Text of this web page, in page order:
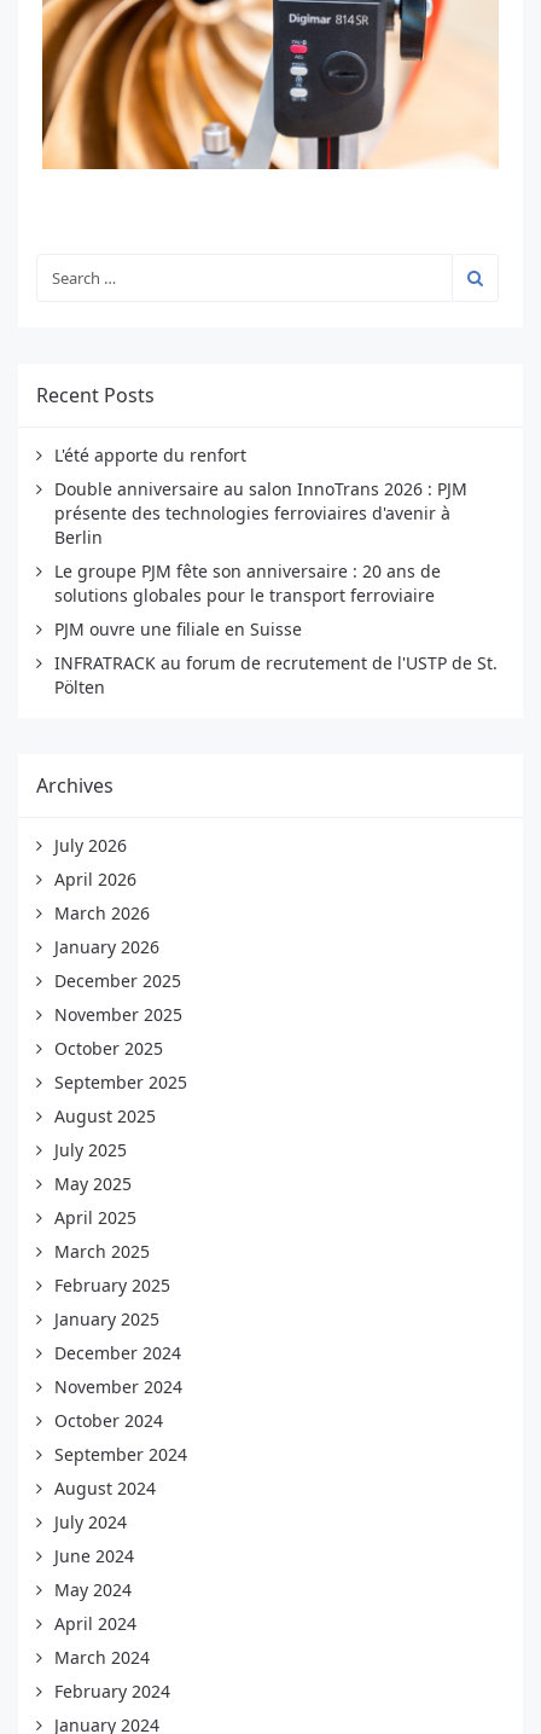
Recent Posts
L'été apporte du renfort
Double anniversaire au salon InnoTrans 2026 : PJM
présente des technologies ferroviaires d'avenir à
Berlin
Le groupe PJM fête son anniversaire : 20 ans de
solutions globales pour le transport ferroviaire
PJM ouvre une filiale en Suisse
INFRATRACK au forum de recrutement de l'USTP de St.
Pölten
Archives
July 2026
April 2026
March 2026
January 2026
December 2025
November 2025
October 2025
September 2025
August 2025
July 2025
May 2025
April 2025
March 2025
February 2025
January 2025
December 2024
November 2024
October 2024
September 2024
August 2024
July 2024
June 2024
May 2024
April 2024
March 2024
February 2024
January 2024